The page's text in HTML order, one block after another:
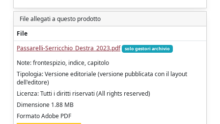
File allegati a questo prodotto
File
Passarelli-Serricchio_Destra_2023.pdf
solo gestori archivio
Note: frontespizio, indice, capitolo
Tipologia: Versione editoriale (versione pubblicata con il layout
dell'editore)
Licenza: Tutti i diritti riservati (All rights reserved)
Dimensione 1.88 MB
Formato Adobe PDF